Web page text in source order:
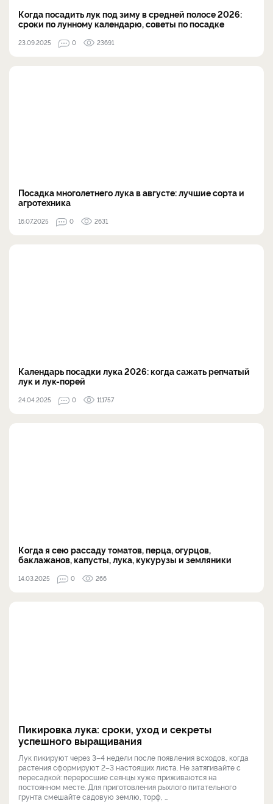
Когда посадить лук под зиму в средней полосе 2026:
сроки по лунному календарю, советы по посадке
23.09.2025 0 23691
Посадка многолетнего лука в августе: лучшие сорта и
агротехника
16.07.2025 0 2631
Календарь посадки лука 2026: когда сажать репчатый
лук и лук-порей
24.04.2025 0 111757
Когда я сею рассаду томатов, перца, огурцов,
баклажанов, капусты, лука, кукурузы и земляники
14.03.2025 0 266
Пикировка лука: сроки, уход и секреты
успешного выращивания
Лук пикируют через 3–4 недели после появления всходов, когда
растения сформируют 2–3 настоящих листа. Не затягивайте с
пересадкой: переросшие сеянцы хуже приживаются на
постоянном месте. Для приготовления рыхлого питательного
грунта смешайте садовую землю, торф, ...